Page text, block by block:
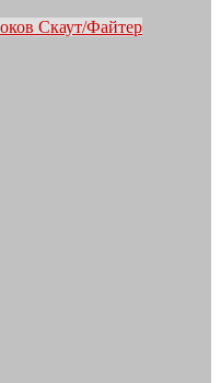
Скаут/Файтер